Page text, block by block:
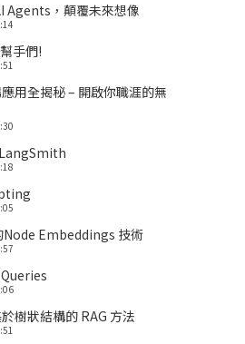
Agents，顛覆未來想像
手們!
用全揭秘 – 開啟你職涯的無
Node Embeddings 技術
樹狀結構的 RAG 方法